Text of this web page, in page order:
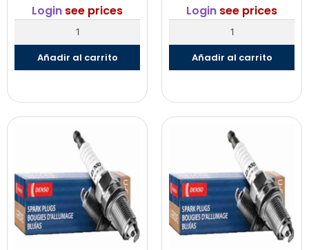
Login see prices
Añadir al carrito
Login see prices
Añadir al carrito